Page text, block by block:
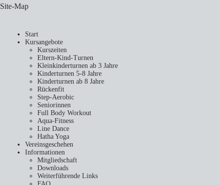
Site-Map
Start
Kursangebote
Kurszeiten
Eltern-Kind-Turnen
Kleinkinderturnen ab 3 Jahre
Kinderturnen 5-8 Jahre
Kinderturnen ab 8 Jahre
Rückenfit
Step-Aerobic
Seniorinnen
Full Body Workout
Aqua-Fitness
Line Dance
Hatha Yoga
Vereinsgeschehen
Informationen
Mitgliedschaft
Downloads
Weiterführende Links